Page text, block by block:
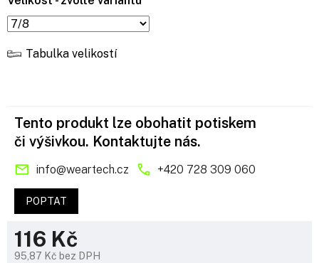
Tabulka velikostí
116 Kč
95,87 Kč bez DPH
Tento produkt lze obohatit potiskem
či výšivkou. Kontaktujte nás.
info@weartech.cz +420 728 309 060
POPTAT